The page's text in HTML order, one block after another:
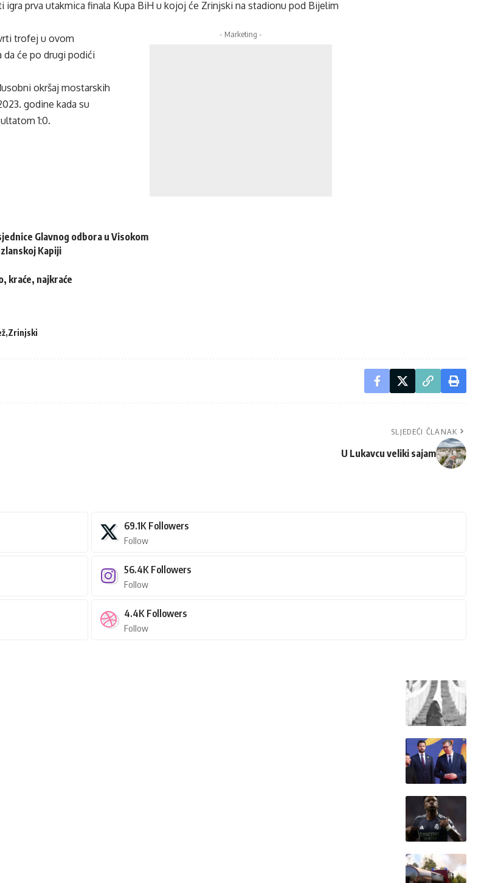
igra prva utakmica finala Kupa BiH u kojoj će Zrinjski na stadionu pod Bijelim
- Marketing -
trofej u ovom
da će po drugi podići
okršaj mostarskih
godine kada su
1:0.
Glavnog odbora u Visokom
Kapiji
kraće, najkraće
Zrinjski
SLJEDEĆI ČLANAK
U Lukavcu veliki sajam
69.1K Followers
Follow
56.4K Followers
Follow
4.4K Followers
Follow